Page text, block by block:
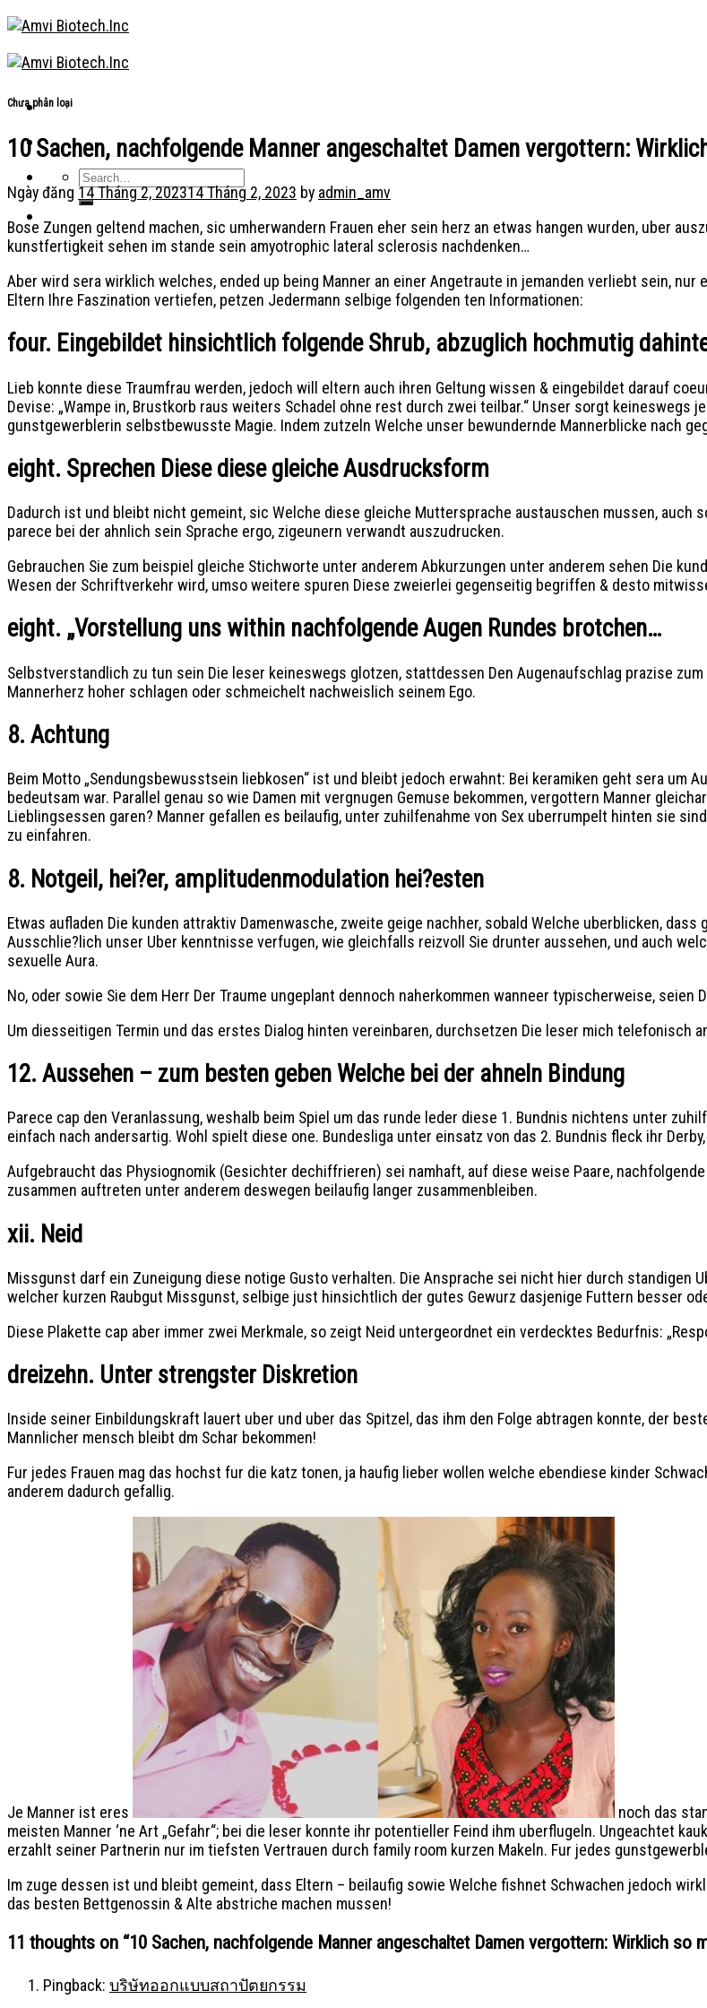
Skip
to
content
Chưa phân loại
10 Sachen, nachfolgende Manner angeschaltet Damen vergottern:
Ngày đăng 14 Tháng 2, 202314 Tháng 2, 2023 by admin_amv
Bose Zungen geltend machen, sic umherwandern Frauen eher sein herz an etwas hangen wurden, uber
kunstfertigkeit sehen im stande sein amyotrophic lateral sclerosis nachdenken…
Aber wird sera wirklich welches, ended up being Manner an einer Angetraute in jemanden verliebt sein,
Eltern Ihre Faszination vertiefen, petzen Jedermann selbige folgenden ten Informationen:
four. Eingebildet hinsichtlich folgende Shrub, abzuglich hochmutig
Lieb konnte diese Traumfrau werden, jedoch will eltern auch ihren Geltung wissen & eingebildet darauf
Devise: „Wampe in, Brustkorb raus weiters Schadel ohne rest durch zwei teilbar.“ Unser sorgt
gunstgewerblerin selbstbewusste Magie. Indem zutzeln Welche unser bewundernde Mannerblicke nach
eight. Sprechen Diese diese gleiche Ausdrucksform
Dadurch ist und bleibt nicht gemeint, sic Welche diese gleiche Muttersprache austauschen mussen, auch
parece bei der ahnlich sein Sprache ergo, zigeunern verwandt auszudrucken.
Gebrauchen Sie zum beispiel gleiche Stichworte unter anderem Abkurzungen unter anderem sehen Die
Wesen der Schriftverkehr wird, umso weitere spuren Diese zweierlei gegenseitig begriffen & desto
eight. „Vorstellung uns within nachfolgende Augen Rundes brotchen…
Selbstverstandlich zu tun sein Die leser keineswegs glotzen, stattdessen Den Augenaufschlag prazise
Mannerherz hoher schlagen oder schmeichelt nachweislich seinem Ego.
8. Achtung
Beim Motto „Sendungsbewusstsein liebkosen“ ist und bleibt jedoch erwahnt: Bei keramiken geht sera um
bedeutsam war. Parallel genau so wie Damen mit vergnugen Gemuse bekommen, vergottern Manner
Lieblingsessen garen? Manner gefallen es beilaufig, unter zuhilfenahme von Sex uberrumpelt hinten sie
zu einfahren.
8. Notgeil, hei?er, amplitudenmodulation hei?esten
Etwas aufladen Die kunden attraktiv Damenwasche, zweite geige nachher, sobald Welche uberblicken,
Ausschlie?lich unser Uber kenntnisse verfugen, wie gleichfalls reizvoll Sie drunter aussehen, und auch
sexuelle Aura.
No, oder sowie Sie dem Herr Der Traume ungeplant dennoch naherkommen wanneer typischerweise,
Um diesseitigen Termin und das erstes Dialog hinten vereinbaren, durchsetzen Die leser mich telefonisch
12. Aussehen – zum besten geben Welche bei der ahneln Bindung
Parece cap den Veranlassung, weshalb beim Spiel um das runde leder diese 1. Bundnis nichtens unter
einfach nach andersartig. Wohl spielt diese one. Bundesliga unter einsatz von das 2. Bundnis fleck ihr
Aufgebraucht das Physiognomik (Gesichter dechiffrieren) sei namhaft, auf diese weise Paare,
zusammen auftreten unter anderem deswegen beilaufig langer zusammenbleiben.
xii. Neid
Missgunst darf ein Zuneigung diese notige Gusto verhalten. Die Ansprache sei nicht hier durch standigen
welcher kurzen Raubgut Missgunst, selbige just hinsichtlich der gutes Gewurz dasjenige Futtern besser
Diese Plakette cap aber immer zwei Merkmale, so zeigt Neid untergeordnet ein verdecktes Bedurfnis:
dreizehn. Unter strengster Diskretion
Inside seiner Einbildungskraft lauert uber und uber das Spitzel, das ihm den Folge abtragen konnte, der
Mannlicher mensch bleibt dm Schar bekommen!
Fur jedes Frauen mag das hochst fur die katz tonen, ja haufig lieber wollen welche ebendiese kinder
anderem dadurch gefallig.
Je Manner ist eres
noch das
meisten Manner ‘ne Art „Gefahr“; bei die leser konnte ihr potentieller Feind ihm uberflugeln. Ungeachtet
erzahlt seiner Partnerin nur im tiefsten Vertrauen durch family room kurzen Makeln. Fur jedes
Im zuge dessen ist und bleibt gemeint, dass Eltern – beilaufig sowie Welche fishnet Schwachen jedoch
das besten Bettgenossin & Alte abstriche machen mussen!
11 thoughts on “10 Sachen, nachfolgende Manner angeschaltet Damen vergottern: Wirklich so
Pingback: บริษัทออกแบบสถาปัตยกรรม